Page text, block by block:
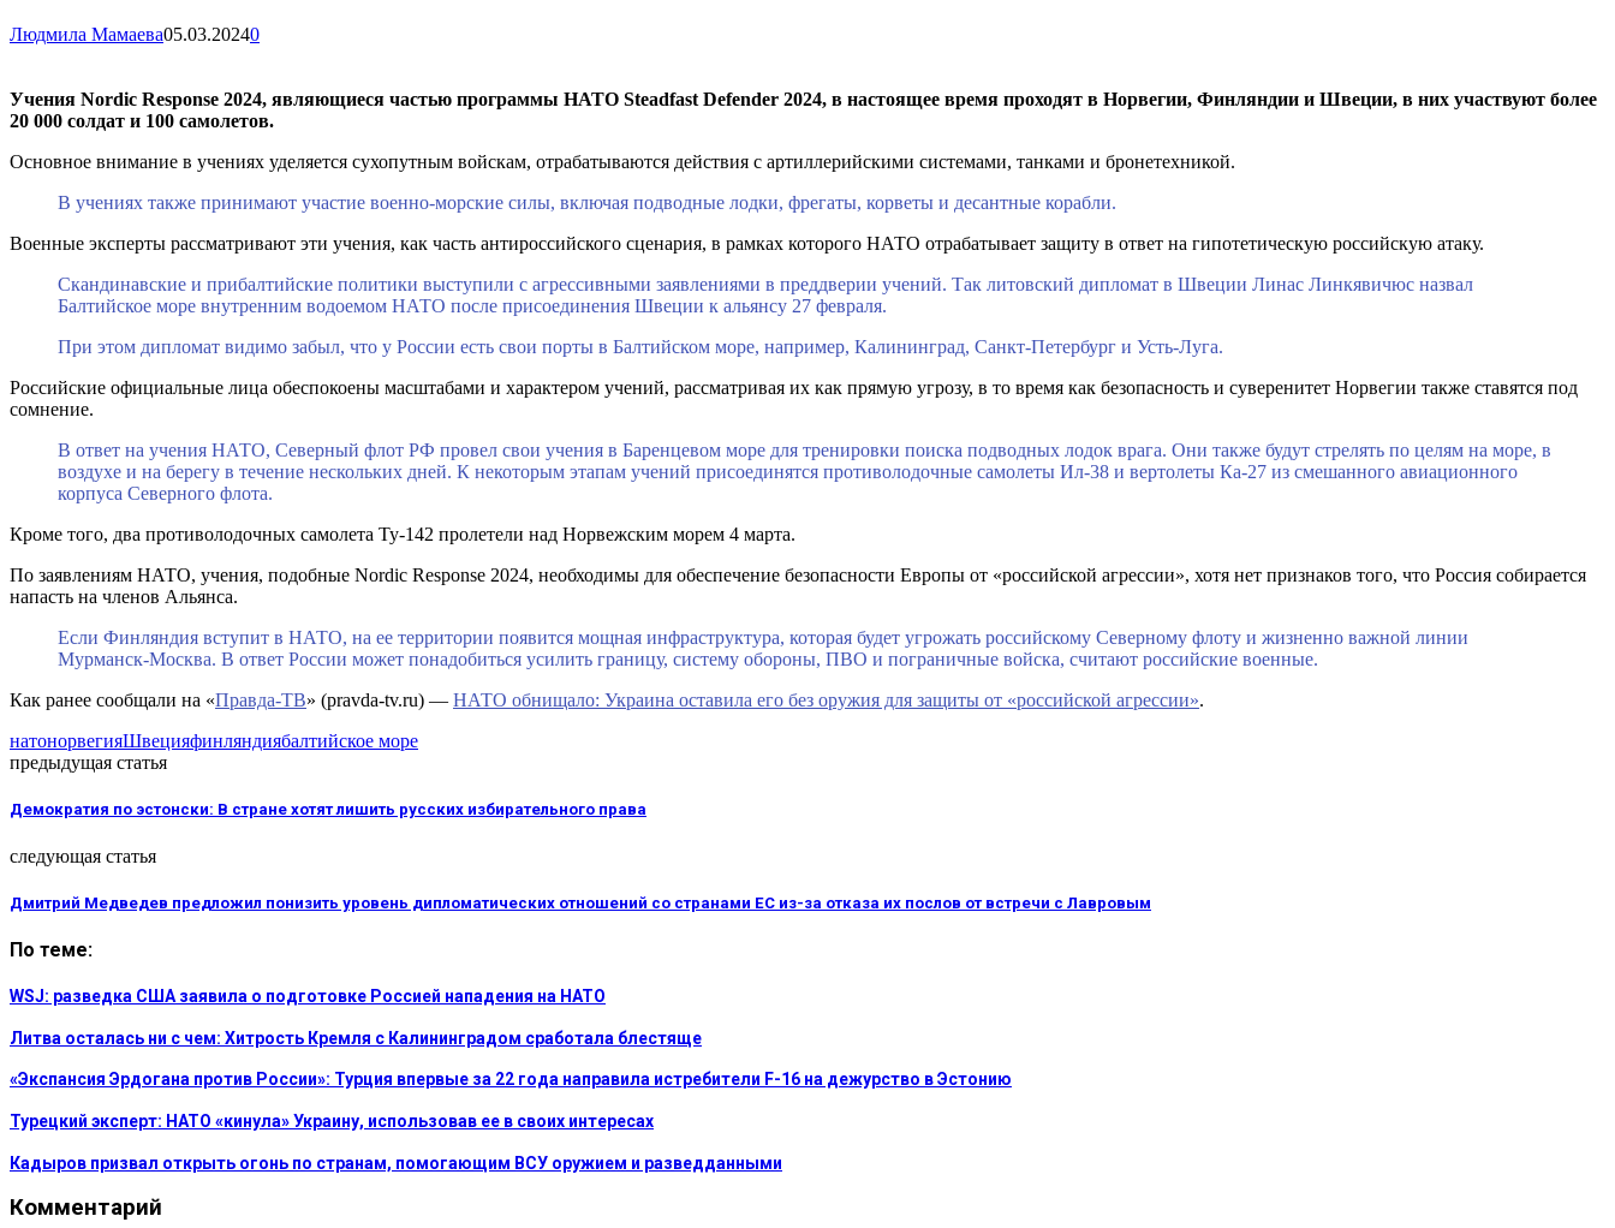
Людмила Мамаева05.03.20240
Учения Nordic Response 2024, являющиеся частью программы НАТО Steadfast Defender 2024, в настоящее время проходят в Норвегии, Финляндии и Швеции, в них участвуют более
20 000 солдат и 100 самолетов.
Основное внимание в учениях уделяется сухопутным войскам, отрабатываются действия с артиллерийскими системами, танками и бронетехникой.
В учениях также принимают участие военно-морские силы, включая подводные лодки, фрегаты, корветы и десантные корабли.
Военные эксперты рассматривают эти учения, как часть антироссийского сценария, в рамках которого НАТО отрабатывает защиту в ответ на гипотетическую российскую атаку.
Скандинавские и прибалтийские политики выступили с агрессивными заявлениями в преддверии учений. Так литовский дипломат в Швеции Линас Линкявичюс назвал
Балтийское море внутренним водоемом НАТО после присоединения Швеции к альянсу 27 февраля.
При этом дипломат видимо забыл, что у России есть свои порты в Балтийском море, например, Калининград, Санкт-Петербург и Усть-Луга.
Российские официальные лица обеспокоены масштабами и характером учений, рассматривая их как прямую угрозу, в то время как безопасность и суверенитет Норвегии также ставятся под
сомнение.
В ответ на учения НАТО, Северный флот РФ провел свои учения в Баренцевом море для тренировки поиска подводных лодок врага. Они также будут стрелять по целям на море, в
воздухе и на берегу в течение нескольких дней. К некоторым этапам учений присоединятся противолодочные самолеты Ил-38 и вертолеты Ка-27 из смешанного авиационного
корпуса Северного флота.
Кроме того, два противолодочных самолета Ту-142 пролетели над Норвежским морем 4 марта.
По заявлениям НАТО, учения, подобные Nordic Response 2024, необходимы для обеспечение безопасности Европы от «российской агрессии», хотя нет признаков того, что Россия собирается
напасть на членов Альянса.
Если Финляндия вступит в НАТО, на ее территории появится мощная инфраструктура, которая будет угрожать российскому Северному флоту и жизненно важной линии
Мурманск-Москва. В ответ России может понадобиться усилить границу, систему обороны, ПВО и пограничные войска, считают российские военные.
Как ранее сообщали на «Правда-ТВ» (pravda-tv.ru) — НАТО обнищало: Украина оставила его без оружия для защиты от «российской агрессии».
натонорвегияШвецияфинляндиябалтийское море
предыдущая статья
Демократия по эстонски: В стране хотят лишить русских избирательного права
следующая статья
Дмитрий Медведев предложил понизить уровень дипломатических отношений со странами ЕС из-за отказа их послов от встречи с Лавровым
По теме:
WSJ: разведка США заявила о подготовке Россией нападения на НАТО
Литва осталась ни с чем: Хитрость Кремля с Калининградом сработала блестяще
«Экспансия Эрдогана против России»: Турция впервые за 22 года направила истребители F-16 на дежурство в Эстонию
Турецкий эксперт: НАТО «кинула» Украину, использовав ее в своих интересах
Кадыров призвал открыть огонь по странам, помогающим ВСУ оружием и разведданными
Комментарий